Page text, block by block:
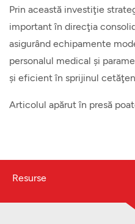
Prin această investiţie
important în direcţia
asigurând echipamente
personalul medical şi
şi eficient în sprijinul
Articolul apărut în presă
Resurse